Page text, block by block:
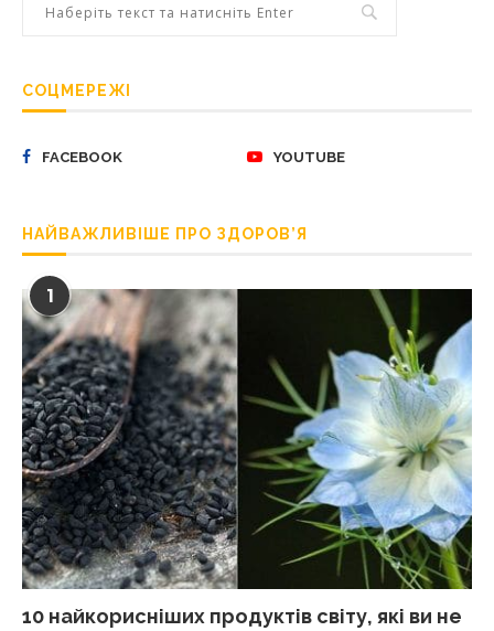
СОЦМЕРЕЖІ
FACEBOOK YOUTUBE
НАЙВАЖЛИВІШЕ ПРО ЗДОРОВ’Я
1
10 найкорисніших продуктів світу, які ви не